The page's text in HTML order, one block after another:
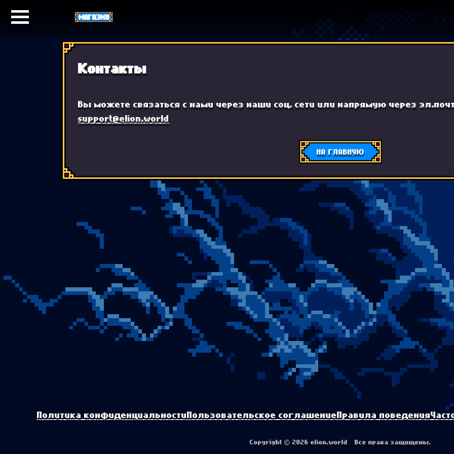
МАГАЗИН
Контакты
Вы можете связаться с нами через наши соц. сети или напрямую через
support@elion.world
НА ГЛАВНУЮ
Политика конфиденциальностиПользовательское соглашениеПравила поведения
Copyright © 2026 elion.world Все права защищены.